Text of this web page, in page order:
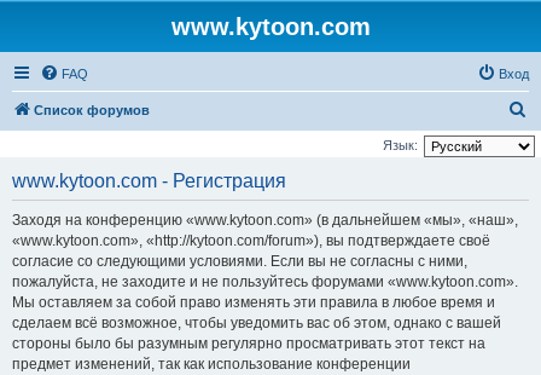
www.kytoon.com
FAQ Вход
Список форумов
о
Язык:
www.kytoon.com - Регистрация
Заходя на конференцию «www.kytoon.com» (в дальнейшем «мы», «наш»,
«www.kytoon.com», «http://kytoon.com/forum»), вы подтверждаете своё
согласие со следующими условиями. Если вы не согласны с ними,
пожалуйста, не заходите и не пользуйтесь форумами «www.kytoon.com».
Мы оставляем за собой право изменять эти правила в любое время и
сделаем всё возможное, чтобы уведомить вас об этом, однако с вашей
стороны было бы разумным регулярно просматривать этот текст на
предмет изменений, так как использование конференции